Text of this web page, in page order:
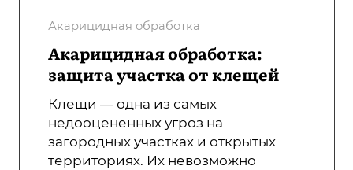
Акарицидная обработка
Акарицидная обработка:
защита участка от клещей
Клещи — одна из самых
недооцененных угроз на
загородных участках и открытых
территориях. Их невозможно